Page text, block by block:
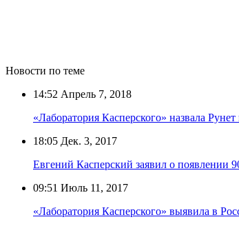
Новости по теме
14:52 Апрель 7, 2018
«Лаборатория Касперского» назвала
18:05 Дек. 3, 2017
Евгений Касперский заявил о появлении
09:51 Июль 11, 2017
«Лаборатория Касперского» выявила в